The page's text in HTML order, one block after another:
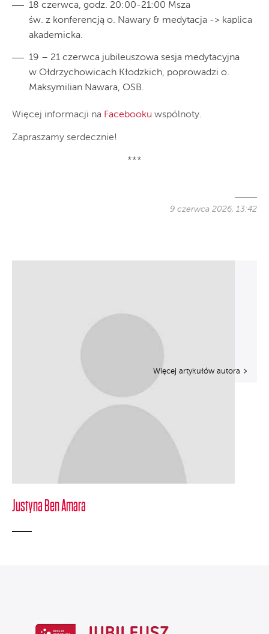
18 czerwca, godz. 20:00-21:00 Msza
św. z konferencją o. Nawary & medytacja -> kaplica
akademicka.
19 – 21 czerwca jubileuszowa sesja medytacyjna
w Ołdrzychowicach Kłodzkich, poprowadzi o.
Maksymilian Nawara, OSB.
Więcej informacji na Facebooku wspólnoty.
Zapraszamy serdecznie!
***
9 czerwca 2026, 13:42
Justyna Ben Amara
Więcej artykułów autora